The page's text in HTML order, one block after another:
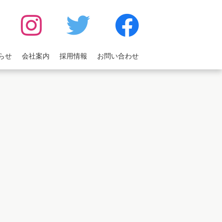
せ 会社案内 採用情報 お問い合わせ